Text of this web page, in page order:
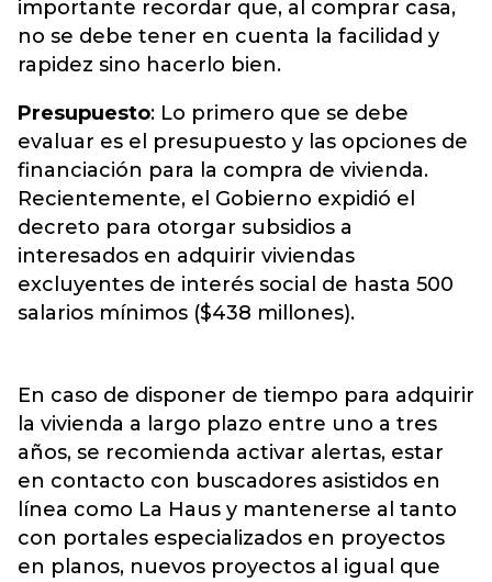
importante recordar que, al comprar casa,
no se debe tener en cuenta la facilidad y
rapidez sino hacerlo bien.
Presupuesto: Lo primero que se debe
evaluar es el presupuesto y las opciones de
financiación para la compra de vivienda.
Recientemente, el Gobierno expidió el
decreto para otorgar subsidios a
interesados en adquirir viviendas
excluyentes de interés social de hasta 500
salarios mínimos ($438 millones).
En caso de disponer de tiempo para adquirir
la vivienda a largo plazo entre uno a tres
años, se recomienda activar alertas, estar
en contacto con buscadores asistidos en
línea como La Haus y mantenerse al tanto
con portales especializados en proyectos
en planos, nuevos proyectos al igual que